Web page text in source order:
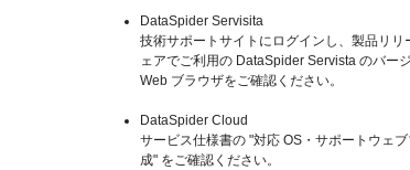
DataSpider Servisita
技術サポートサイトにログインし、製品リ
ェアでご利用の DataSpider Servista のバー
Web ブラウザをご確認ください。
DataSpider Cloud
サービス仕様書の "対応 OS・サポートウェ
成" をご確認ください。